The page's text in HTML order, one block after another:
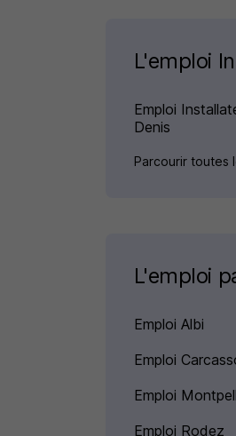
L'emploi
Emploi
Denis
Parcourir toutes
L'emploi
Emploi Albi
Emploi
Emploi
Emploi Rodez